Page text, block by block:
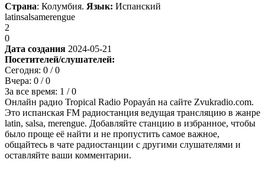
Страна: Колумбия. Язык: Испанский
latinsalsamerengue
2
0
Дата создания 2024-05-21
Посетителей/слушателей:
Сегодня: 0 / 0
Вчера: 0 / 0
За все время: 1 / 0
Онлайн радио Tropical Radio Popayán на сайте Zvukradio.com.
Это испанская FM радиостанция ведущая трансляцию в жанре
latin, salsa, merengue. Добавляйте станцию в избранное, чтобы
было проще её найти и не пропустить самое важное,
общайтесь в чате радиостанции с другими слушателями и
оставляйте ваши комментарии.